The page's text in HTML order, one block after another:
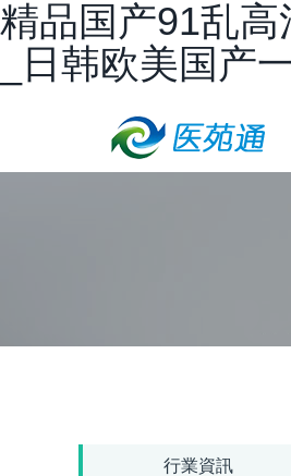
精品国产91乱
_日韩欧美国产
行業資訊